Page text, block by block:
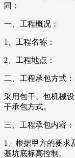
同：
一、工程概况：
1、工程名称：
2、工程地点：
二、工程承包方式：
采用包干、包机械
干承包方式。
三、工程承包内容：
1、根据甲方的要求
基坑底标高控制。